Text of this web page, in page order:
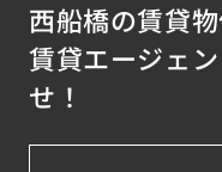
西船橋の賃貸
賃貸エージェ
せ！